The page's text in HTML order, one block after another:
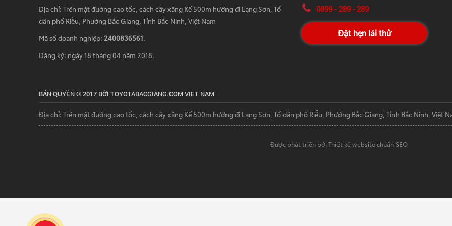
Địa chỉ: Trên mặt đường cao tốc, cách cây xăng Kế 500m hướng đi Lạng Sơn, Tổ
dân phố Riễu, Phường Bắc Giang, Tỉnh Bắc Ninh, Việt Nam
Mã số doanh nghiệp: 2400836561.
Đăng ký: ngày 18 tháng 04 năm 2018.
0899 - 289 - 289
Đặt hẹn lái thử
BẢN QUYỀN © 2017 BỞI TOYOTABACGIANG.COM VIET NAM
Địa chỉ: Trên mặt đường cao tốc, cách cây xăng Kế 500m hướng đi Lạng Sơn, Tổ dân phố Riễu, Phường Bắc Giang, Tỉnh Bắc Ninh, Việt
Được phát triển bởi Thiết kế website chuẩn SEO